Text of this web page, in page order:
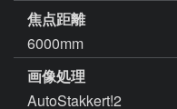
焦点距離
6000mm
画像処理
AutoStakkert!2